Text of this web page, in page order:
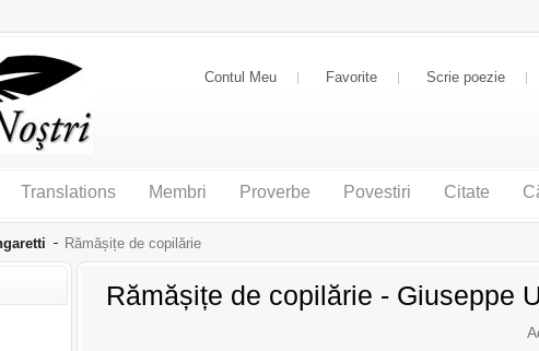
Contul Meu Favorite Scrie poezie
Translations Membri Proverbe Povestiri Citate
Rămășițe de copilărie
Rămășițe de copilărie - Giuseppe